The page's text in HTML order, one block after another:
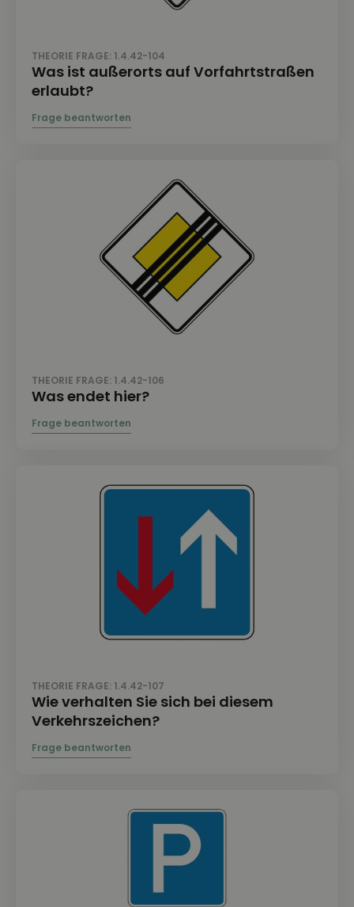
THEORIE FRAGE: 1.4.42-104
Was ist außerorts auf Vorfahrtstraßen
erlaubt?
THEORIE FRAGE: 1.4.42-106
Was endet hier?
THEORIE FRAGE: 1.4.42-107
Wie verhalten Sie sich bei diesem
Verkehrszeichen?